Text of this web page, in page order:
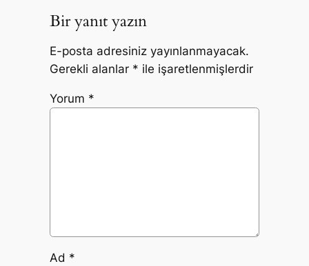
Bir yanıt yazın
E-posta adresiniz yayınlanmayacak.
Gerekli alanlar * ile işaretlenmişlerdir
Yorum *
Ad *